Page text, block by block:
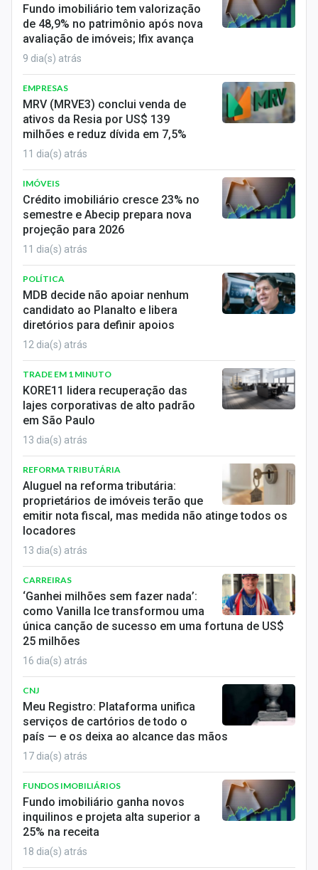
Fundo imobiliário tem valorização
de 48,9% no patrimônio após nova
avaliação de imóveis; Ifix avança
9 dia(s) atrás
EMPRESAS
MRV (MRVE3) conclui venda de
ativos da Resia por US$ 139
milhões e reduz dívida em 7,5%
11 dia(s) atrás
IMÓVEIS
Crédito imobiliário cresce 23% no
semestre e Abecip prepara nova
projeção para 2026
11 dia(s) atrás
POLÍTICA
MDB decide não apoiar nenhum
candidato ao Planalto e libera
diretórios para definir apoios
12 dia(s) atrás
TRADE EM 1 MINUTO
KORE11 lidera recuperação das
lajes corporativas de alto padrão
em São Paulo
13 dia(s) atrás
REFORMA TRIBUTÁRIA
Aluguel na reforma tributária:
proprietários de imóveis terão que
emitir nota fiscal, mas medida não atinge todos os
locadores
13 dia(s) atrás
CARREIRAS
‘Ganhei milhões sem fazer nada’:
como Vanilla Ice transformou uma
única canção de sucesso em uma fortuna de US$
25 milhões
16 dia(s) atrás
CNJ
Meu Registro: Plataforma unifica
serviços de cartórios de todo o
país — e os deixa ao alcance das mãos
17 dia(s) atrás
FUNDOS IMOBILIÁRIOS
Fundo imobiliário ganha novos
inquilinos e projeta alta superior a
25% na receita
18 dia(s) atrás